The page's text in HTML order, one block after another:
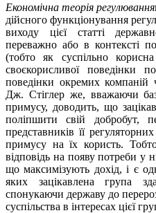
Економічна теорія регулювання
дійсного функціонування
виходу цієї статті
переважно або в контексті
(тобто як суспільно
своєкорисливої поведінки
поведінки окремих компаній
Дж. Стіглер же, вважаючи
примусу, доводить, що
поліпшити свій добробут,
представників її
примусу на їх користь.
відповідь на появу потреби у
що максимізують дохід, і є
яких зацікавлена група
спонукаючи державу до
суспільства в інтересах цієї